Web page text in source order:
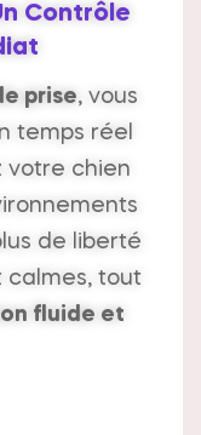
Contrôle
prise, vous
temps réel
votre chien
de liberté
calmes, tout
fluide et